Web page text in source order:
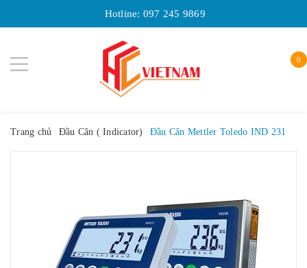
Hotline: 097 245 9869
0
Trang chủ Đầu Cân ( Indicator) Đầu Cân Mettler Toledo IND 231